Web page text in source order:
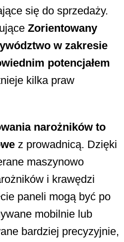
się do sprzedaży.
Zorientowany
w zakresie
potencjałem
kilka praw
narożników to
z prowadnicą. Dzięki
maszynowo
i krawędzi
paneli mogą być po
mobilnie lub
bardziej precyzyjnie,